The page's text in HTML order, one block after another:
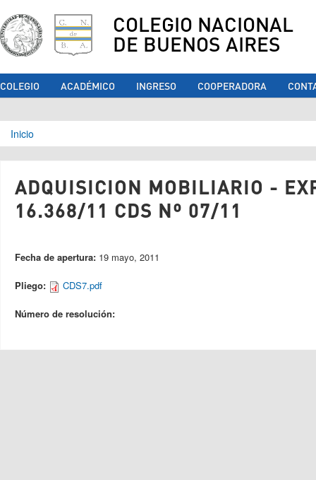
COLEGIO NACIONAL
DE BUENOS AIRES
COLEGIO ACADÉMICO INGRESO COOPERADORA
Se encuentra usted aquí
Inicio
ADQUISICION MOBILIARIO -
16.368/11 CDS Nº 07/11
Fecha de apertura: 19 mayo, 2011
Pliego: CDS7.pdf
Número de resolución: